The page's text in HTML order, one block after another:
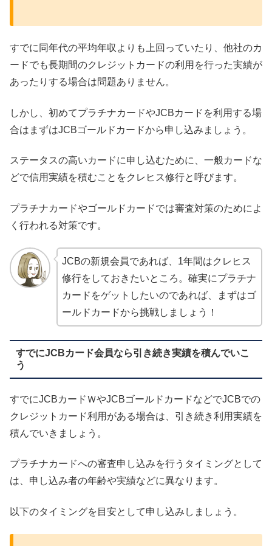
すでに同年代の平均年収よりも上回っていたり、他社のカ
ードでも長期間のクレジットカードの利用を行った実績が
あったりする場合は問題ありません。
しかし、初めてプラチナカードやJCBカードを利用する場
合はまずはJCBゴールドカードから申し込みましょう。
ステータスの高いカードに申し込むために、一般カードな
どで信用実績を積むことをクレヒス修行と呼びます。
プラチナカードやゴールドカードでは審査対策のためによ
く行われる対策です。
JCBの新規会員であれば、1年間はクレヒス
修行をしておきたいところ。確実にプラチナ
カードをゲットしたいのであれば、まずはゴ
ールドカードから挑戦しましょう！
すでにJCBカード会員なら引き続き実績を積んでいこ
う
すでにJCBカードＷやJCBゴールドカードなどでJCBでの
クレジットカード利用がある場合は、引き続き利用実績を
積んでいきましょう。
プラチナカードへの審査申し込みを行うタイミングとして
は、申し込み者の年齢や実績などに異なります。
以下のタイミングを目安として申し込みしましょう。